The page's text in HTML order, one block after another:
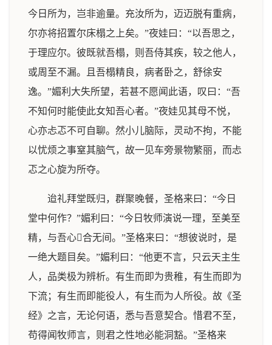
今日所为，岂非逾量。充汝所为，迈迈脱有重病，
尔亦将招置尔床榻之上矣。”夜娃曰：“以吾思之，
于理应尔。彼既就吾榻，则吾侍其疾，较之他人，
或周至不漏。且吾榻精良，病者卧之，舒徐安
逸。”媚利大失所望，若甚不愿闻此语，叹曰：“吾
不知何时能使此女知吾心者。”夜娃见其母不悦，
心亦忐忑不可自聊。然小儿脑际，灵动不拘，不能
以忧烦之事窒其脑气，故一见车旁景物繁丽，而忐
忑之心旋为所夺。
迨礼拜堂既归，群聚晚餐，圣格来曰：“今日
堂中何作？”媚利曰：“今日牧师演说一理，至美至
精，与吾心合无间。”圣格来曰：“想彼说时，是
一绝大题目矣。”媚利曰：“他更不言，只云天主生
人，品类极为辨析。有生而即为贵稚，有生而即为
下流；有生而即能役人，有生而为人所役。故《圣
经》之言，无论何语，悉与吾意契合。惜君不至，
苟得闻牧师言，则君之性地必能洞豁。”圣格来